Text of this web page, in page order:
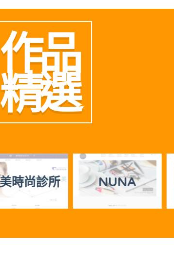
作品
精選
NUNA 茶藝復興